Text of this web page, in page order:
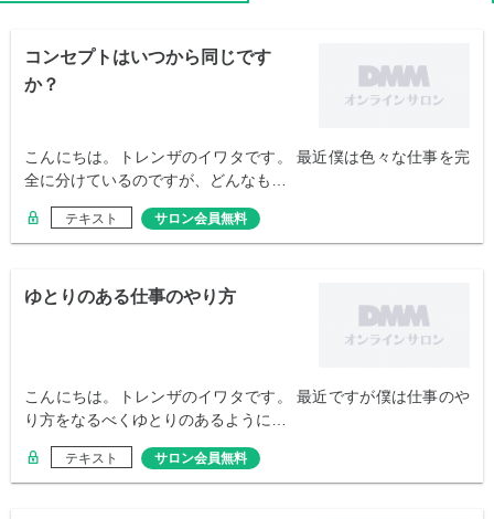
コンセプトはいつから同じです
か？
こんにちは。トレンザのイワタです。 最近僕は色々な仕事を完
全に分けているのですが、どんなも…
テキスト サロン会員無料
ゆとりのある仕事のやり方
こんにちは。トレンザのイワタです。 最近ですが僕は仕事のや
り方をなるべくゆとりのあるように…
テキスト サロン会員無料